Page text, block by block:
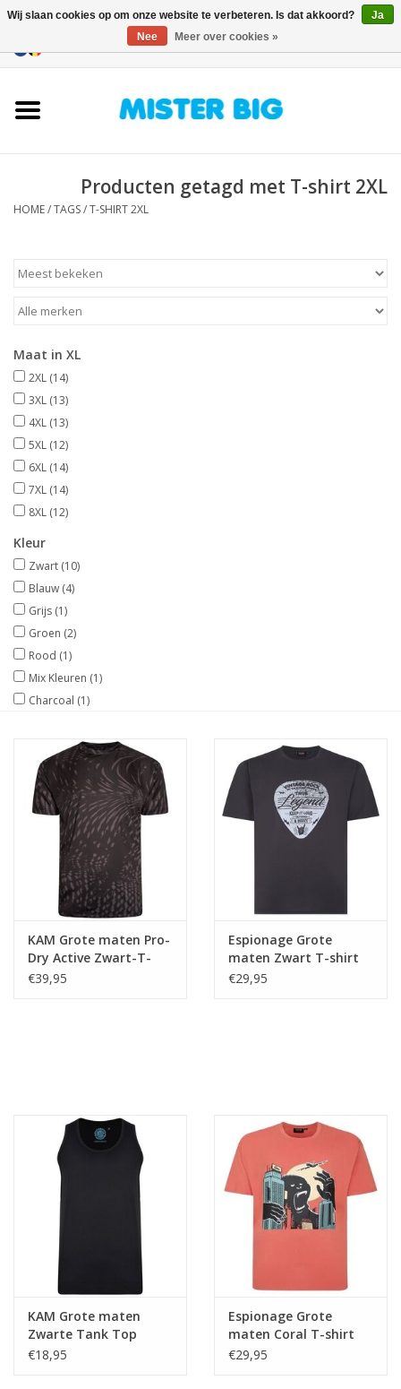
Onze WinkelProducten getagd met T-shirt 2XL
HOME/TAGS/T-SHIRT 2XL
Maat in XL
2XL (14)
3XL (13)
4XL (13)
5XL (12)
6XL (14)
7XL (14)
8XL (12)
Kleur
Zwart (10)
Blauw (4)
Grijs (1)
Groen (2)
Rood (1)
Mix Kleuren (1)
Charcoal (1)
KAM Grote maten Pro-
Dry Active Zwart-T-
shirt
€39,95
Espionage Grote
maten Zwart T-shirt
"Music Legend"
€29,95
KAM Grote maten
Zwarte Tank Top
€18,95
Espionage Grote
maten Coral T-shirt
"Kong Pop"
€29,95
Wij slaan cookies op om onze website te verbeteren. Is dat akkoord?
Ja
Nee
Meer over cookies »